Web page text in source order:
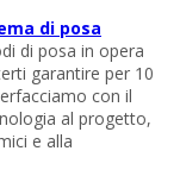
di posa
di posa in opera
garantire per 10
con il
al progetto,
e alla